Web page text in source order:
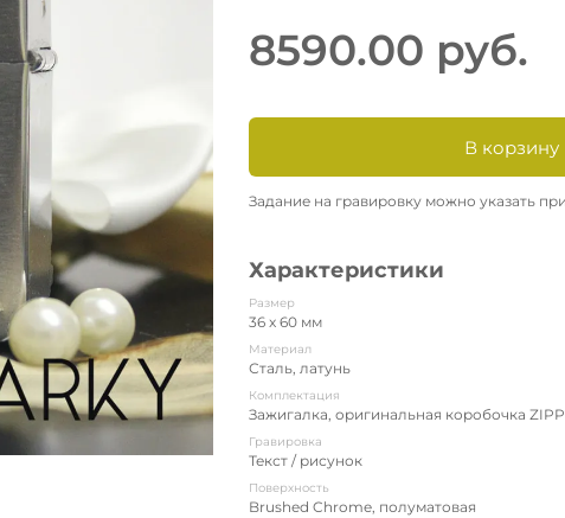
Задание на гравировку можно указать
8590.00 руб.
В корзину
Характеристики
Размер
36 x 60 мм
Материал
Сталь, латунь
Комплектация
Зажигалка, оригинальная коробочка
Гравировка
Текст / рисунок
Поверхность
Brushed Chrome, полуматовая